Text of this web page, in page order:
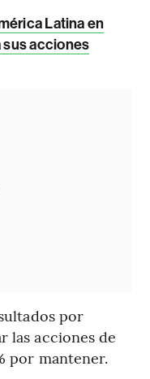
Latina en
acciones
por
las acciones de
por mantener.